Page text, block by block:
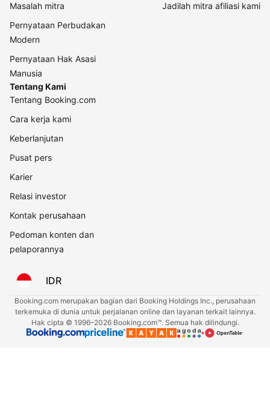
Masalah mitra
Pernyataan Perbudakan
Modern
Pernyataan Hak Asasi
Manusia
Jadilah mitra afiliasi kami
Tentang Kami
Tentang Booking.com
Cara kerja kami
Keberlanjutan
Pusat pers
Karier
Relasi investor
Kontak perusahaan
Pedoman konten dan
pelaporannya
IDR
Booking.com merupakan bagian dari Booking Holdings Inc., perusahaan
terkemuka di dunia untuk perjalanan online dan layanan terkait lainnya.
Hak cipta © 1996–2026 Booking.com™. Semua hak dilindungi.